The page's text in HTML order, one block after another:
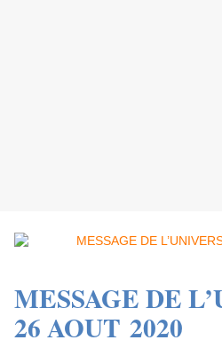
MESSAGE DE
26 AOUT 2020